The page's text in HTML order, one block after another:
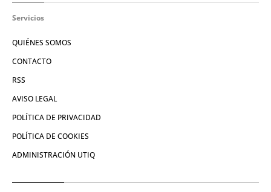
Servicios
QUIÉNES SOMOS
CONTACTO
RSS
AVISO LEGAL
POLÍTICA DE PRIVACIDAD
POLÍTICA DE COOKIES
ADMINISTRACIÓN UTIQ